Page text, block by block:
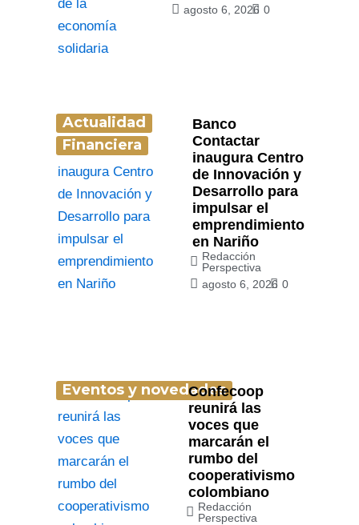
agosto 6, 2026 0
Actualidad
Financiera
Banco
Contactar
inaugura Centro
de Innovación y
Desarrollo para
impulsar el
emprendimiento
en Nariño
Redacción
Perspectiva
agosto 6, 2026 0
Eventos y novedadesConfecoop
reunirá las
voces que
marcarán el
rumbo del
cooperativismo
colombiano
Redacción
Perspectiva